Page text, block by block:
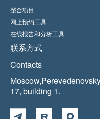
整合项目
网上预约工具
在线报告和分析工具
联系方式
Contacts
17, building 1.